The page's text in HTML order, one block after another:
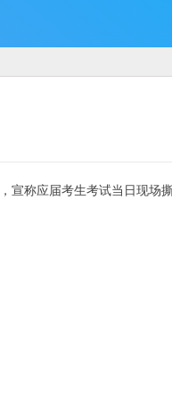
宣称应届考生考试当日现场